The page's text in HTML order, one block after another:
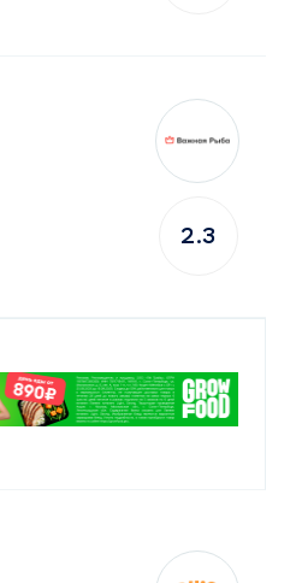
2.3